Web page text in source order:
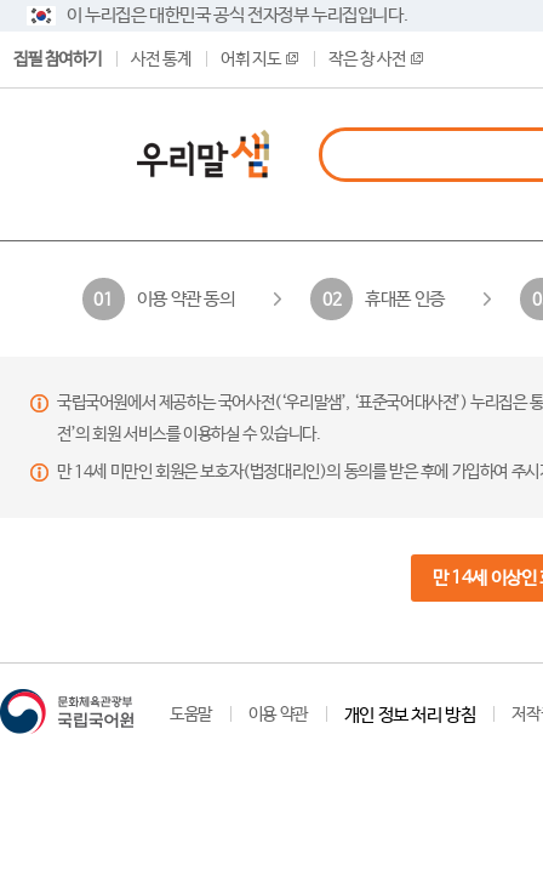
이 누리집은 대한민국 공식 전자정부 누리집입니다.
집필 참여하기 사전 통계 어휘 지도 작은 창 사전
01 이용 약관 동의 02 휴대폰 인증
국립국어원에서 제공하는 국어사전(‘우리말샘’, ‘표준국어대사전’) 누리집
전’의 회원 서비스를 이용하실 수 있습니다.
만 14세 미만인 회원은 보호자(법정대리인)의 동의를 받은 후에 가입하여 주
만 14세 이상인
도움말 이용 약관 개인 정보 처리 방침 저